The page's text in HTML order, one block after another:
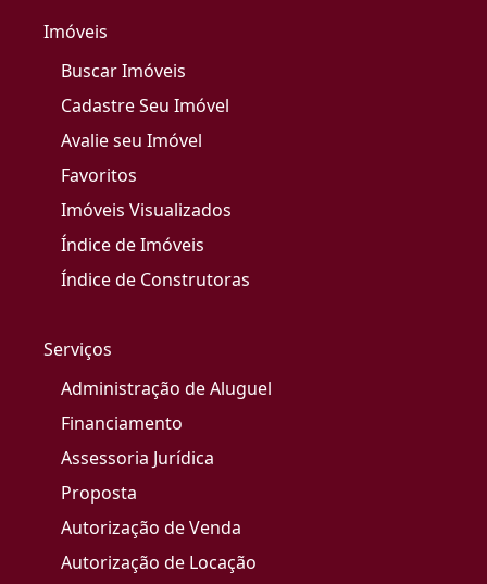
Imóveis
Buscar Imóveis
Cadastre Seu Imóvel
Avalie seu Imóvel
Favoritos
Imóveis Visualizados
Índice de Imóveis
Índice de Construtoras
Serviços
Administração de Aluguel
Financiamento
Assessoria Jurídica
Proposta
Autorização de Venda
Autorização de Locação